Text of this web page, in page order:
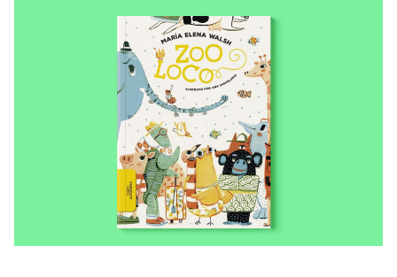
LIBROS ENVIADOS A LAS COMUNIDADES
Zoo loco